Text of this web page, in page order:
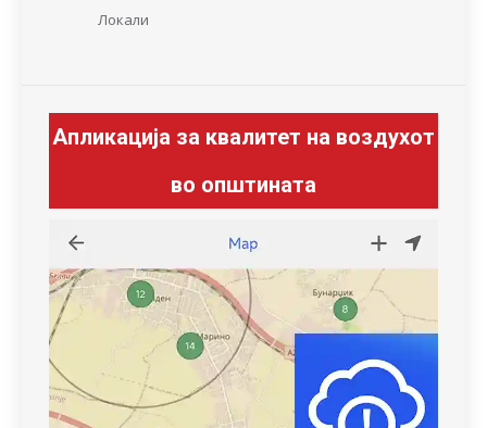
Локали
Апликација за квалитет на воздухот
во општината